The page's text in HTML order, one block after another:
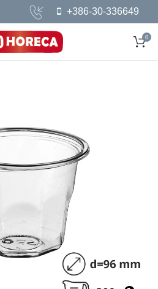
+386-30-336649
0